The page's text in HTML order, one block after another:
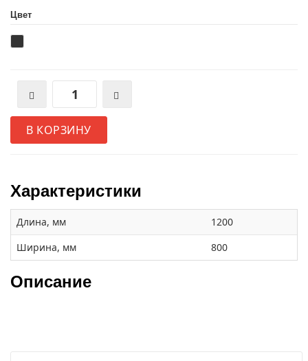
Цвет
В КОРЗИНУ
Характеристики
Длина, мм
1200
Ширина, мм
800
Описание